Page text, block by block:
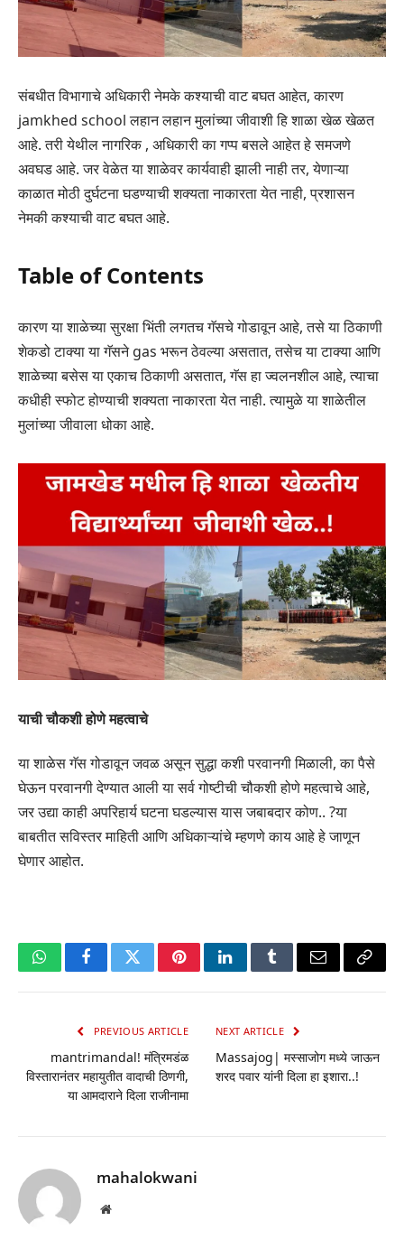
संबधीत विभागाचे अधिकारी नेमके कश्याची वाट बघत आहेत, कारण
jamkhed school लहान लहान मुलांच्या जीवाशी हि शाळा खेळ खेळत
आहे. तरी येथील नागरिक , अधिकारी का गप्प बसले आहेत हे समजणे
अवघड आहे. जर वेळेत या शाळेवर कार्यवाही झाली नाही तर, येणाऱ्या
काळात मोठी दुर्घटना घडण्याची शक्यता नाकारता येत नाही, प्रशासन
नेमकी कश्याची वाट बघत आहे.
Table of Contents
कारण या शाळेच्या सुरक्षा भिंती लगतच गॅसचे गोडावून आहे, तसे या ठिकाणी
शेकडो टाक्या या गॅसने gas भरून ठेवल्या असतात, तसेच या टाक्या आणि
शाळेच्या बसेस या एकाच ठिकाणी असतात, गॅस हा ज्वलनशील आहे, त्याचा
कधीही स्फोट होण्याची शक्यता नाकारता येत नाही. त्यामुळे या शाळेतील
मुलांच्या जीवाला धोका आहे.
याची चौकशी होणे महत्वाचे
या शाळेस गॅस गोडावून जवळ असून सुद्धा कशी परवानगी मिळाली, का पैसे
घेऊन परवानगी देण्यात आली या सर्व गोष्टीची चौकशी होणे महत्वाचे आहे,
जर उद्या काही अपरिहार्य घटना घडल्यास यास जबाबदार कोण.. ?या
बाबतीत सविस्तर माहिती आणि अधिकाऱ्यांचे म्हणणे काय आहे हे जाणून
घेणार आहोत.
WhatsAppFacebookTwitterPinterestLinkedInTumblrEmail Copy
PREVIOUS ARTICLE
mantrimandal! मंत्रिमडंळ
विस्तारानंतर महायुतीत वादाची ठिणगी,
या आमदाराने दिला राजीनामा
NEXT ARTICLE
Massajog| मस्साजोग मध्ये जाऊन
शरद पवार यांनी दिला हा इशारा..!
mahalokwani
Website